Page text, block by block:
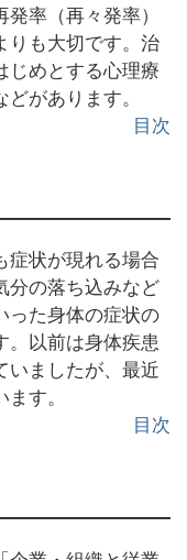
率（再々発率）
りも大切です。治
じめとする心理療
があります。
目次
症状が現れる場合
分の落ち込みなど
った身体の症状の
。以前は身体疾患
いましたが、最近
す。
目次